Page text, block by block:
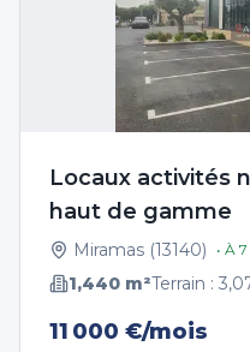
Locaux activités
haut de gamme
Miramas (13140) • À 7
1,440 m²Terrain :
11 000 €/mois